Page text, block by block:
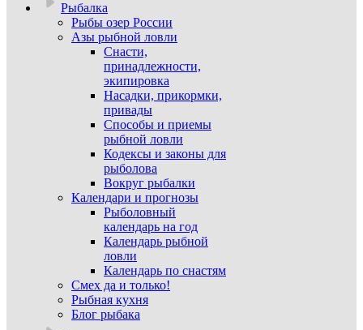
Рыбалка
Рыбы озер России
Азы рыбной ловли
Снасти,
принадлежности,
экипировка
Насадки, прикормки,
привады
Способы и приемы
рыбной ловли
Кодексы и законы для
рыболова
Вокруг рыбалки
Календари и прогнозы
Рыболовный
календарь на год
Календарь рыбной
ловли
Календарь по снастям
Смех да и только!
Рыбная кухня
Блог рыбака